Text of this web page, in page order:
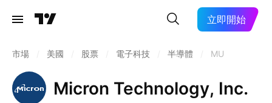
立即開始
市場 美國 股票 電子科技 半導體 MU
Micron Technology, Inc.